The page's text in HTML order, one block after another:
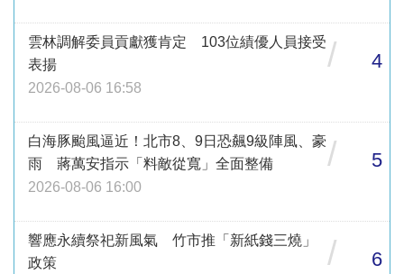
雲林調解委員貢獻獲肯定 103位績優人員接受
表揚
2026-08-06 16:58
/ 4
白海豚颱風逼近！北市8、9日恐飆9級陣風、豪
雨 蔣萬安指示「料敵從寬」全面整備
2026-08-06 16:00
/ 5
響應永續祭祀新風氣 竹市推「新紙錢三燒」
政策
/ 6